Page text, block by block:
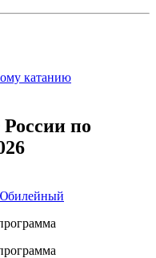
катанию
по